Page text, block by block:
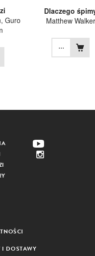
, Guro
Dlaczego
Matthew Walker
...
I DOSTAWY